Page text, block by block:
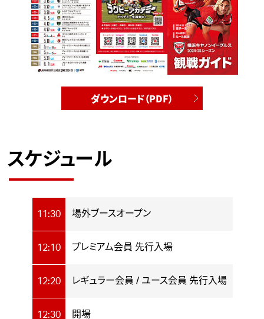
ダウンロード（PDF）
スケジュール
11:30 場外ブースオープン
12:10 プレミアム会員 先行入場
12:20 レギュラー会員 / ユース会員 先行入場
12:30 開場